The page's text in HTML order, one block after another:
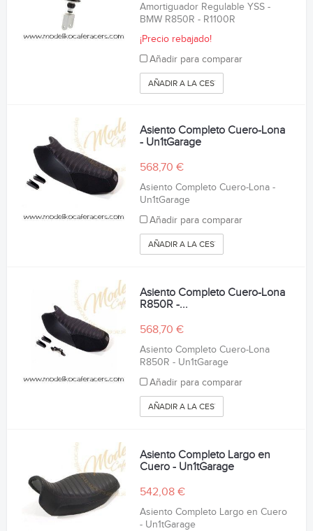
Amortiguador Regulable YSS -
BMW R850R - R1100R
¡Precio rebajado!
Añadir para comparar
AÑADIR A LA CESTA
Asiento Completo Cuero-Lona
- Un1tGarage
568,70 €
Asiento Completo Cuero-Lona -
Un1tGarage
Añadir para comparar
AÑADIR A LA CESTA
Asiento Completo Cuero-Lona
R850R -...
568,70 €
Asiento Completo Cuero-Lona
R850R - Un1tGarage
Añadir para comparar
AÑADIR A LA CESTA
Asiento Completo Largo en
Cuero - Un1tGarage
542,08 €
Asiento Completo Largo en Cuero
- Un1tGarage